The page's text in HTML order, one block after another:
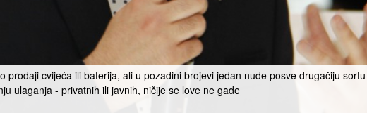
cvijeća ili baterija, ali u pozadini brojevi jedan nude posve drugačiju
ulaganja - privatnih ili javnih, ničije se love ne gade